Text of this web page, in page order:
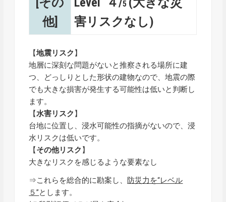
他]
5
害リスクなし)
【地震リスク 】
地層に深刻な問題がないと推察される場所に建
つ、どっしりとした形状の建物なので、地震の際
でも大きな損害が発生する可能性は低いと判断し
ます。
【水害リスク 】
台地に位置し、浸水可能性の指摘がないので、浸
水リスクは低いです。
【その他リスク 】
大きなリスクを感じるような要素なし
⇒これらを総合的に勘案し、 防災力を“レベル
５”とします。